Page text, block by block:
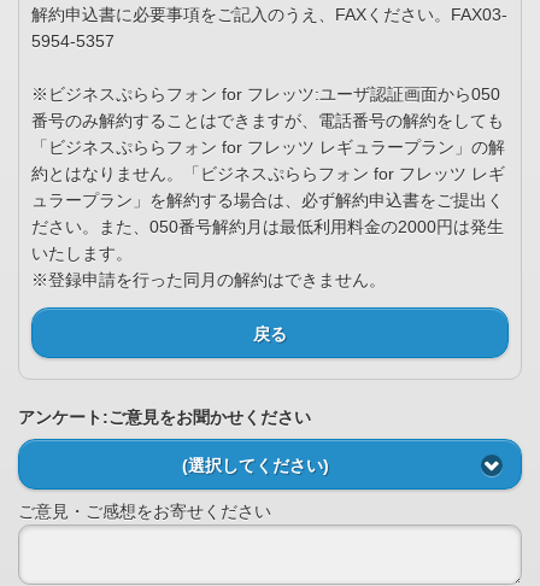
解約申込書に必要事項をご記入のうえ、FAXください。FAX03-
5954-5357
※ビジネスぷららフォン for フレッツ:ユーザ認証画面から050
番号のみ解約することはできますが、電話番号の解約をしても
「ビジネスぷららフォン for フレッツ レギュラープラン」の解
約とはなりません。「ビジネスぷららフォン for フレッツ レギ
ュラープラン」を解約する場合は、必ず解約申込書をご提出く
ださい。また、050番号解約月は最低利用料金の2000円は発生
いたします。
※登録申請を行った同月の解約はできません。
戻る
アンケート:ご意見をお聞かせください
(選択してください)
ご意見・ご感想をお寄せください